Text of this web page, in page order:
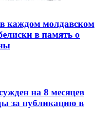
каждом молдавском
в память о
на 8 месяцев
за публикацию в